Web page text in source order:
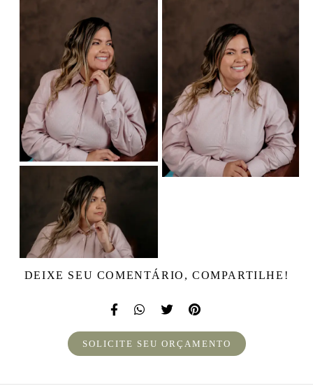
DEIXE SEU COMENTÁRIO, COMPARTILHE!
SOLICITE SEU ORÇAMENTO